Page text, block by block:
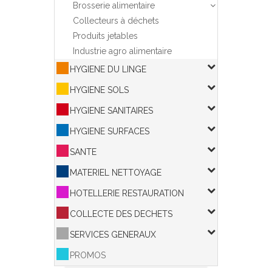
Brosserie alimentaire
Collecteurs à déchets
Produits jetables
Industrie agro alimentaire
HYGIENE DU LINGE
HYGIENE SOLS
HYGIENE SANITAIRES
HYGIENE SURFACES
SANTE
MATERIEL NETTOYAGE
HOTELLERIE RESTAURATION
COLLECTE DES DECHETS
SERVICES GENERAUX
PROMOS